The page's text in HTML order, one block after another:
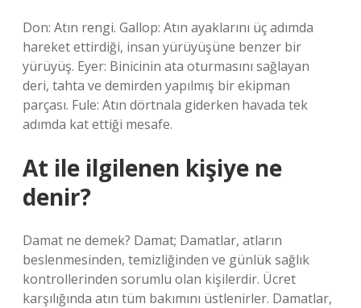
Don: Atın rengi. Gallop: Atın ayaklarını üç adımda
hareket ettirdiği, insan yürüyüşüne benzer bir
yürüyüş. Eyer: Binicinin ata oturmasını sağlayan
deri, tahta ve demirden yapılmış bir ekipman
parçası. Fule: Atın dörtnala giderken havada tek
adımda kat ettiği mesafe.
At ile ilgilenen kişiye ne
denir?
Damat ne demek? Damat; Damatlar, atların
beslenmesinden, temizliğinden ve günlük sağlık
kontrollerinden sorumlu olan kişilerdir. Ücret
karşılığında atın tüm bakımını üstlenirler. Damatlar,